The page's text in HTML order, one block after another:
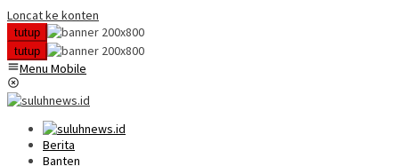
Loncat ke konten
tutup
tutup
Menu Mobile
Berita
Banten